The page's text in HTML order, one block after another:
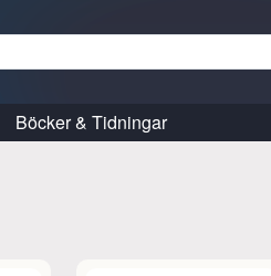
Böcker & Tidningar